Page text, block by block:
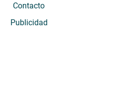
Contacto
Publicidad